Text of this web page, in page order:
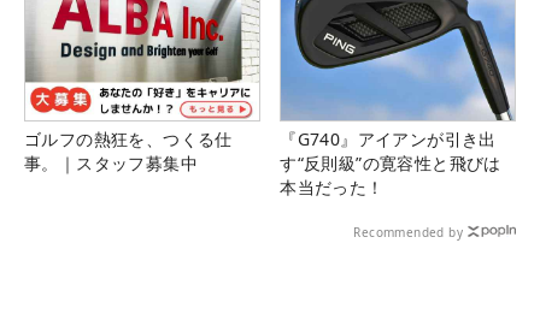
ゴルフの熱狂を、つくる仕
事。｜スタッフ募集中
『G740』アイアンが引き出
す“反則級”の寛容性と飛びは
本当だった！
Recommended by